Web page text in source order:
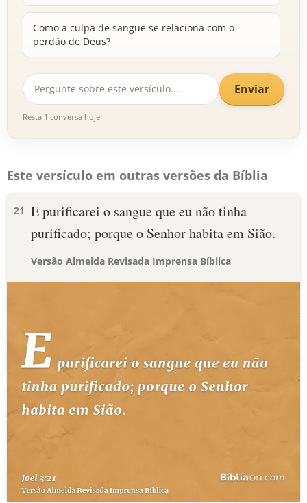
Como a culpa de sangue se relaciona com o
perdão de Deus?
Enviar
Resta 1 conversa hoje
Este versículo em outras versões da Bíblia
21 E purificarei o sangue que eu não tinha
purificado; porque o Senhor habita em Sião.
Versão Almeida Revisada Imprensa Bíblica